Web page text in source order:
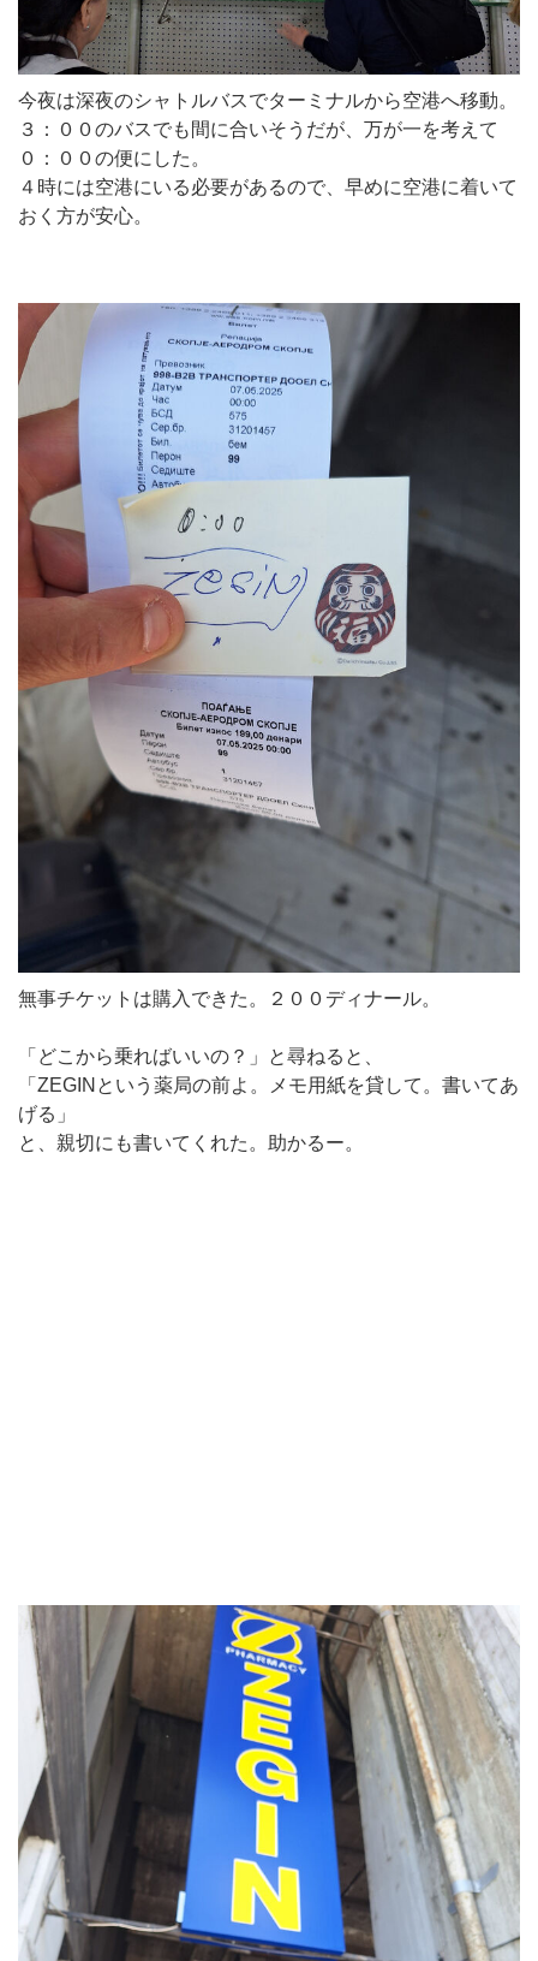
今夜は深夜のシャトルバスでターミナルから空港へ移動。
３：００のバスでも間に合いそうだが、万が一を考えて
０：００の便にした。
４時には空港にいる必要があるので、早めに空港に着いて
おく方が安心。
無事チケットは購入できた。２００ディナール。
「どこから乗ればいいの？」と尋ねると、
「ZEGINという薬局の前よ。メモ用紙を貸して。書いてあ
げる」
と、親切にも書いてくれた。助かるー。